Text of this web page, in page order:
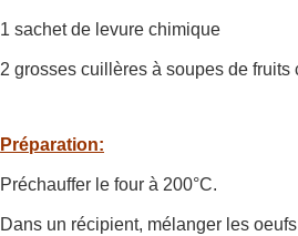
1 sachet de levure chimique
2 grosses cuillères à soupes de fruits
Préparation:
Préchauffer le four à 200°C.
Dans un récipient, mélanger les